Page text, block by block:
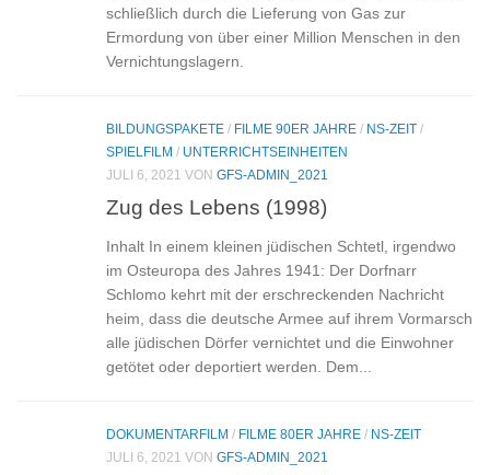
schließlich durch die Lieferung von Gas zur
Ermordung von über einer Million Menschen in den
Vernichtungslagern.
BILDUNGSPAKETE / FILME 90ER JAHRE / NS-ZEIT /
SPIELFILM / UNTERRICHTSEINHEITEN
JULI 6, 2021 VON GFS-ADMIN_2021
Zug des Lebens (1998)
Inhalt In einem kleinen jüdischen Schtetl, irgendwo
im Osteuropa des Jahres 1941: Der Dorfnarr
Schlomo kehrt mit der erschreckenden Nachricht
heim, dass die deutsche Armee auf ihrem Vormarsch
alle jüdischen Dörfer vernichtet und die Einwohner
getötet oder deportiert werden. Dem...
DOKUMENTARFILM / FILME 80ER JAHRE / NS-ZEIT
JULI 6, 2021 VON GFS-ADMIN_2021